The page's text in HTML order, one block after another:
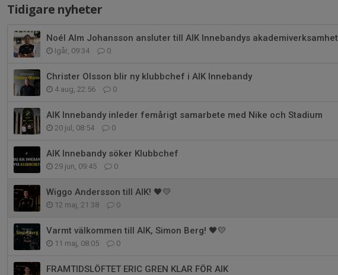
Tidigare nyheter
Noél Alm Johansson ansluter till AIK Innebandys akademiverksamhet
Igår, 09:34 0
Christer Olsson blir ny klubbchef i AIK Innebandy
4 aug, 22:56 0
AIK Innebandy inleder femårigt samarbete med Nike och Stadium
20 jul, 08:54 0
AIK Innebandy söker Klubbchef
29 jun, 09:45 0
Wiggo Andersson till AIK! 🖤💛
12 maj, 21:38 0
Varmt välkommen till AIK, Simon Berg! 🖤💛
11 maj, 08:05 0
FRAMTIDSLÖFTET ERIC GREN KLAR FÖR AIK